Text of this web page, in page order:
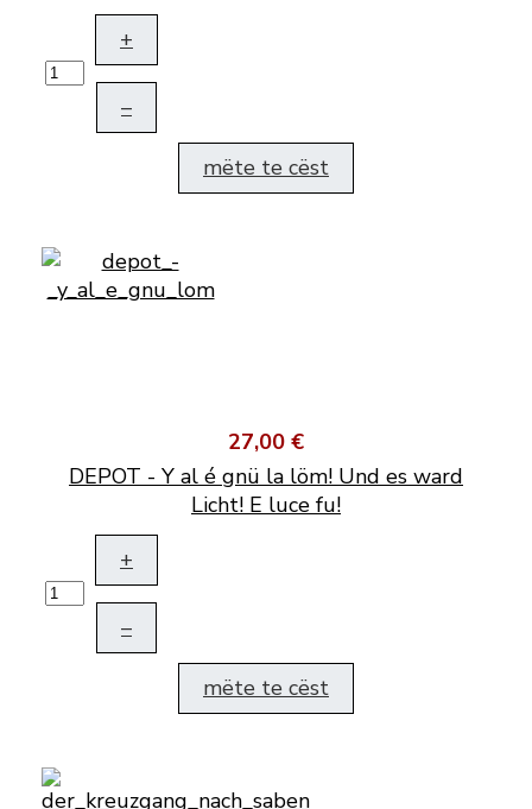
+
–
mëte te cëst
27,00 €
DEPOT - Y al é gnü la löm! Und es ward
Licht! E luce fu!
+
–
mëte te cëst